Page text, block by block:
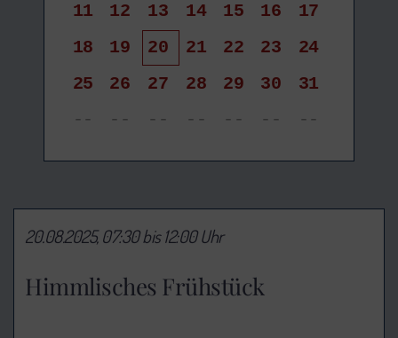
11
12 13 14 15 16
17
18
19 20 21 22 23
24
25
26 27 28 29 30
31
--
-- -- -- -- -- --
Himmlisches Frühstück
20.08.2025, 07:30 bis 12:00 Uhr